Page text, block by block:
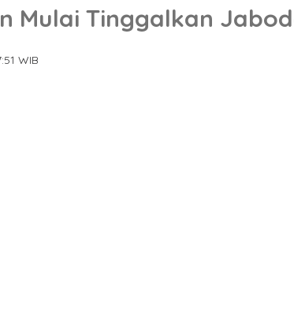
Mulai Tinggalkan
WIB